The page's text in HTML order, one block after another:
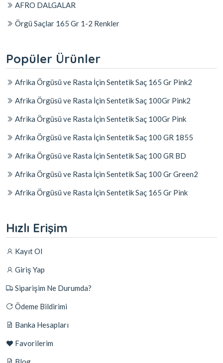
AFRO DALGALAR
Örgü Saçlar 165 Gr 1-2 Renkler
Popüler Ürünler
Afrika Örgüsü ve Rasta İçin Sentetik Saç 165 Gr Pink2
Afrika Örgüsü ve Rasta İçin Sentetik Saç 100Gr Pink2
Afrika Örgüsü ve Rasta İçin Sentetik Saç 100Gr Pink
Afrika Örgüsü ve Rasta İçin Sentetik Saç 100 GR 1855
Afrika Örgüsü ve Rasta İçin Sentetik Saç 100 GR BD
Afrika Örgüsü ve Rasta İçin Sentetik Saç 100 Gr Green2
Afrika Örgüsü ve Rasta İçin Sentetik Saç 165 Gr Pink
Hızlı Erişim
Kayıt Ol
Giriş Yap
Siparişim Ne Durumda?
Ödeme Bildirimi
Banka Hesapları
Favorilerim